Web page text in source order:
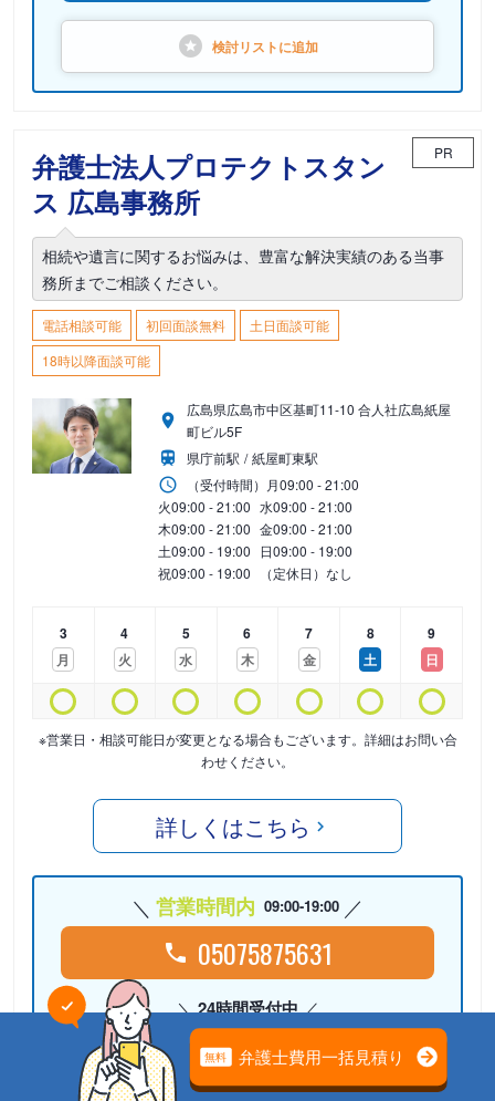
検討リストに追加
弁護士法人プロテクトスタン
ス 広島事務所
PR
相続や遺言に関するお悩みは、豊富な解決実績のある当事
務所までご相談ください。
電話相談可能 初回面談無料
土日面談可能
18時以降面談可能
広島県広島市中区基町11-10 合人社広島紙屋
町ビル5F
県庁前駅
紙屋町東駅
（受付時間） 月09:00 - 21:00
火09:00 - 21:00 水09:00 - 21:00
木09:00 - 21:00 金09:00 - 21:00
土09:00 - 19:00 日09:00 - 19:00
祝09:00 - 19:00 （定休日）なし
3
月
4
火
5
水
6
木
7
金
8
土
9
日
※営業日・相談可能日が変更となる場合もございます。詳細はお問い合
わせください。
詳しくはこちら
営業時間内 09:00-19:00
05075875631
24時間受付中
Webで相談